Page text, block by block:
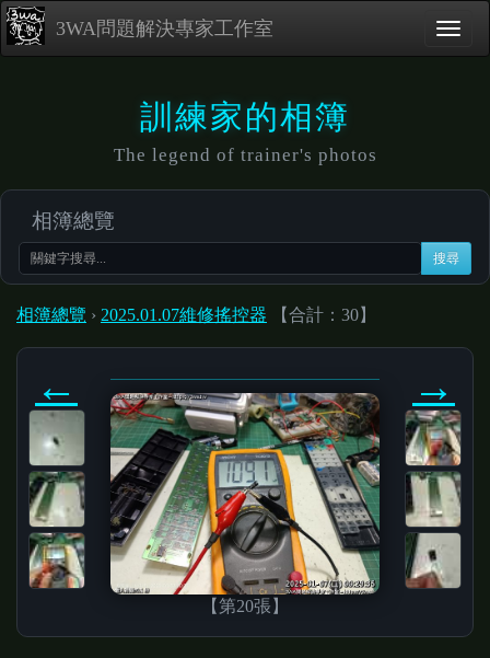
3WA問題解決專家工作室
訓練家的相簿
The legend of trainer's photos
相簿總覽
搜尋
相簿總覽 › 2025.01.07維修搖控器 【合計：30】
←
【第20張】
→